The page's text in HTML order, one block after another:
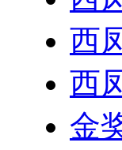
西
西
金